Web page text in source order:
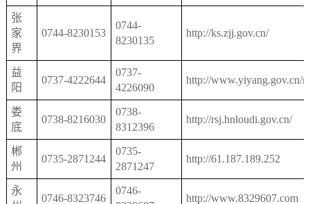
张
家
界
0744-8230153
0744-
8230135
http://ks.zjj.gov.cn/
益
阳
0737-4222644
0737-
4226090
http://www.yiyang.gov.cn/
娄
底
0738-8216030
0738-
8312396
http://rsj.hnloudi.gov.cn/
郴
州
0735-2871244
0735-
2871247
http://61.187.189.252
永
0746-8323746
0746-
http://www.8329607.com